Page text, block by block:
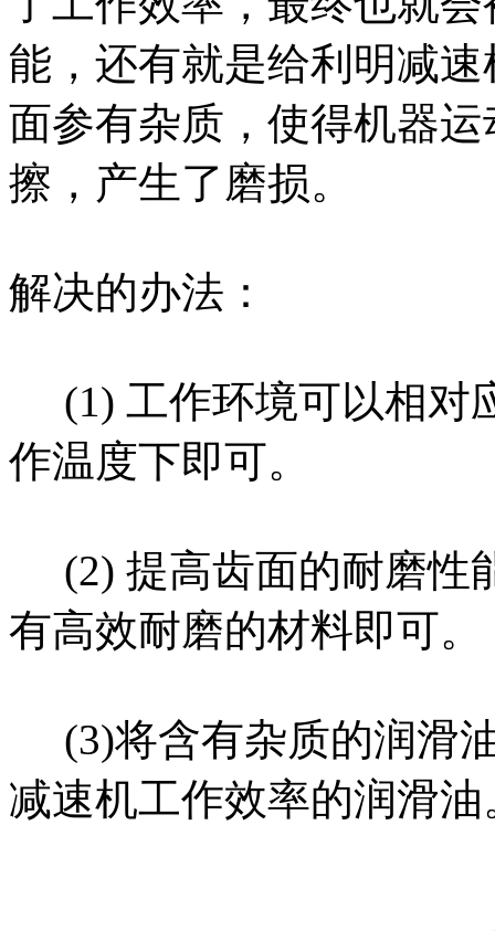
能，还有就是给利明减
面参有杂质，使得机器
擦，产生了磨损。
解决的办法：
(1) 工作环境可以相对
作温度下即可。
(2) 提高齿面的耐磨性
有高效耐磨的材料即可。
(3)将含有杂质的润滑
减速机工作效率的润滑油